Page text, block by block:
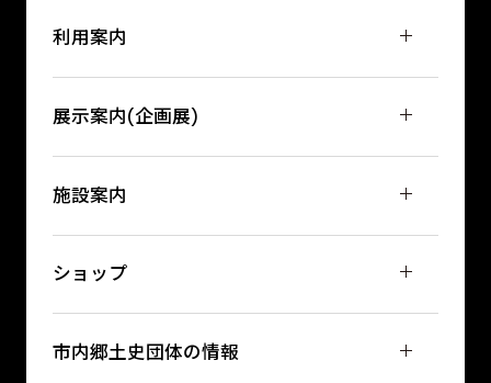
利用案内
展示案内(企画展)
施設案内
ショップ
市内郷土史団体の情報